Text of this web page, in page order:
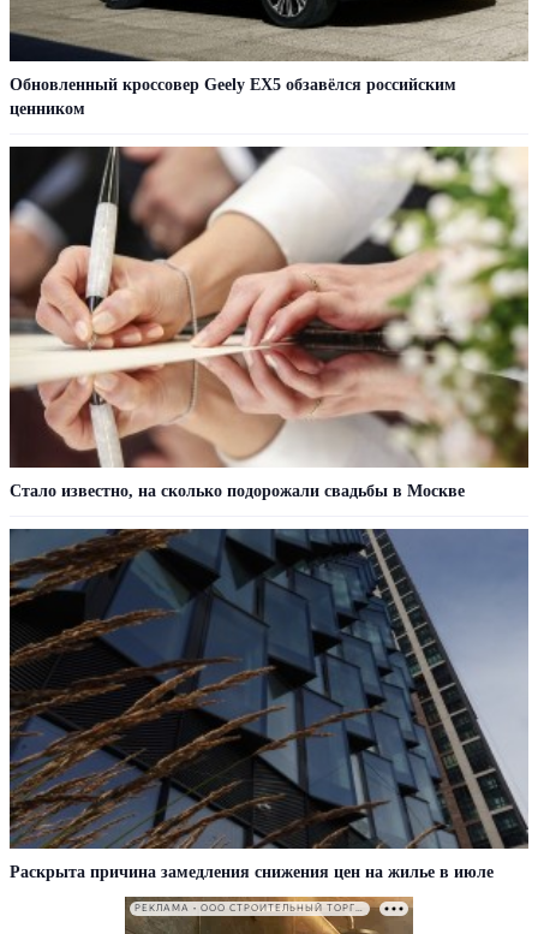
Обновленный кроссовер Geely EX5 обзавёлся российским
ценником
Стало известно, на сколько подорожали свадьбы в Москве
Раскрыта причина замедления снижения цен на жилье в июле
РЕКЛАМА • ООО СТРОИТЕЛЬНЫЙ ТОРГОВЫЙ ДОМ «ПЕТРОВИЧ». ИНН: 7802348846